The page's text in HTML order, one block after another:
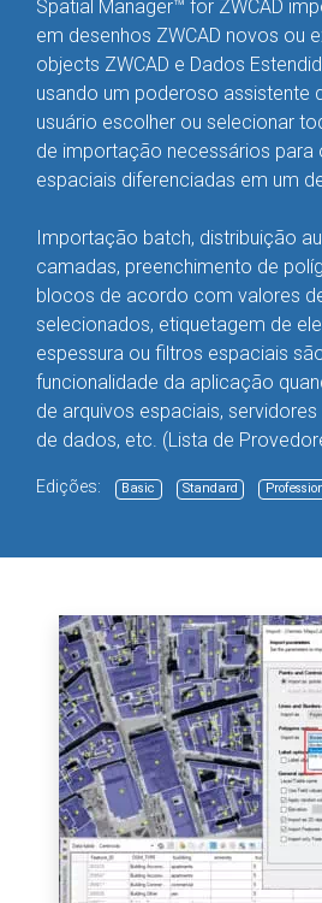
Spatial Manager™ for ZWCAD
em desenhos ZWCAD novos ou
objects ZWCAD e Dados
usando um poderoso assistente
usuário escolher ou selecionar
de importação necessários para
espaciais diferenciadas em um
Importação batch, distribuição
camadas, preenchimento de
blocos de acordo com valores
selecionados, etiquetagem de
espessura ou filtros espaciais
funcionalidade da aplicação
de arquivos espaciais,
de dados, etc. (Lista de
Edições: Basic Standard